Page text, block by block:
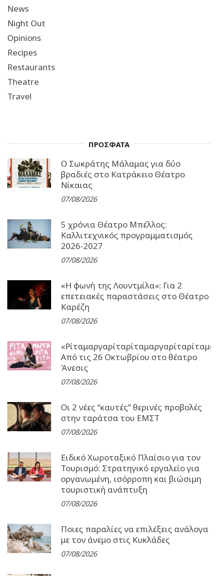
News
Night Out
Opinions
Recipes
Restaurants
Theatre
Travel
ΠΡΟΣΦΑΤΑ
Ο Σωκράτης Μάλαμας για δύο
βραδιές στο Κατράκειο Θέατρο
Νίκαιας
07/08/2026
5 χρόνια Θέατρο Μπέλλος:
Καλλιτεχνικός προγραμματισμός
2026-2027
07/08/2026
«Η φωνή της Λουντμίλα»: Για 2
επετειακές παραστάσεις στο Θέατρο
Καρέζη
07/08/2026
Από τις 26 Οκτωβρίου στο θέατρο
Άνεσις
07/08/2026
Οι 2 νέες “καυτές” θερινές προβολές
στην ταράτσα του ΕΜΣΤ
07/08/2026
Ειδικό Χωροταξικό Πλαίσιο για τον
Τουρισμό: Στρατηγικό εργαλείο για
οργανωμένη, ισόρροπη και βιώσιμη
τουριστική ανάπτυξη
07/08/2026
Ποιες παραλίες να επιλέξεις ανάλογα
με τον άνεμο στις Κυκλάδες
07/08/2026